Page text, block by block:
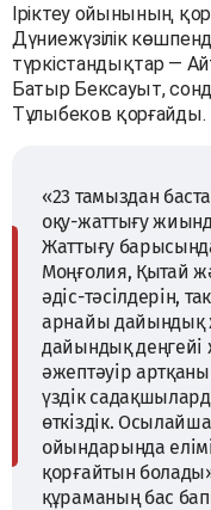
Іріктеу ойынының
Дүниежүзілік
түркістандықтар —
Батыр Бексауыт,
Тұлыбеков қорғайды.
«23 тамыздан
оқу-жаттығу
Жаттығу
Моңғолия, Қытай
әдіс-тәсілдерін,
арнайы дайындық
дайындық деңгейі
әжептәуір
үздік
өткіздік.
ойындарында
қорғайтын
құраманың бас